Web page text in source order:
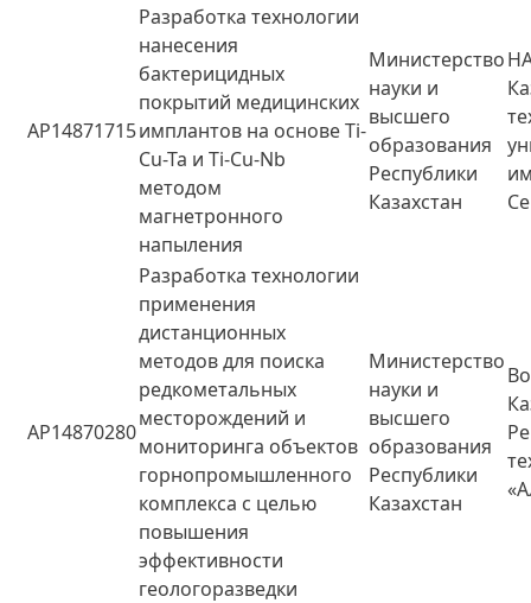
AP14871715
Разработка технологии
нанесения
бактерицидных
покрытий медицинских
имплантов на основе Ti-
Cu-Ta и Ti-Cu-Nb
методом
магнетронного
напыления
Министерство
науки и
высшего
образования
Республики
Казахстан
AP14870280
Разработка технологии
применения
дистанционных
методов для поиска
редкометальных
месторождений и
мониторинга объектов
горнопромышленного
комплекса с целью
повышения
эффективности
геологоразведки
Министерство
науки и
высшего
образования
Республики
Казахстан